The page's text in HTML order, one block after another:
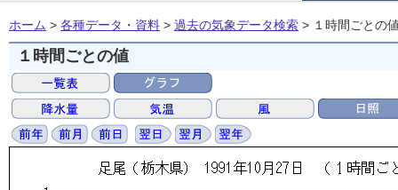
ホーム > 各種データ・資料 > 過去の気象データ検索 > １時間ごとの
１時間ごとの値